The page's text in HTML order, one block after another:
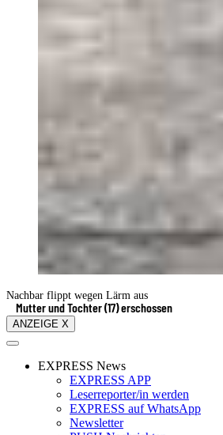
Nachbar flippt wegen Lärm aus
Mutter und Tochter (17) erschossen
ANZEIGE X
EXPRESS News
EXPRESS APP
Leserreporter/in werden
EXPRESS auf WhatsApp
Newsletter